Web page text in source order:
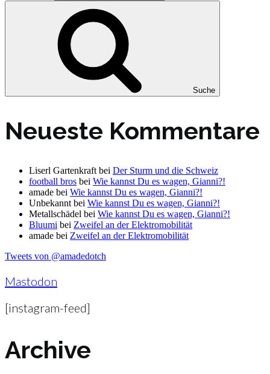
Suche
Neueste Kommentare
Liserl Gartenkraft bei Der Sturm und die Schweiz
football bros bei Wie kannst Du es wagen, Gianni?!
amade bei Wie kannst Du es wagen, Gianni?!
Unbekannt bei Wie kannst Du es wagen, Gianni?!
Metallschädel bei Wie kannst Du es wagen, Gianni?!
Bluumi bei Zweifel an der Elektromobilität
amade bei Zweifel an der Elektromobilität
Tweets von @amadedotch
Mastodon
[instagram-feed]
Archive